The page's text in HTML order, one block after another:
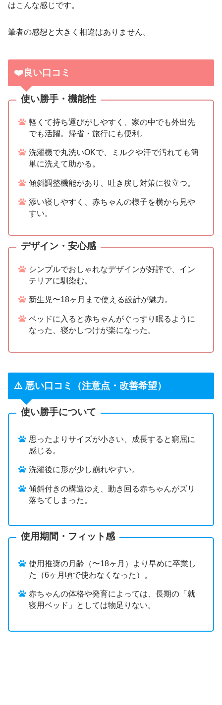
はこんな感じです。
筆者の感想と大きく相違はありません。
❤️良い口コミ
使い勝手・機能性
軽くて持ち運びがしやすく、家の中でも外出先
でも活躍。帰省・旅行にも便利。
洗濯機で丸洗いOKで、ミルクや汗で汚れても簡
単に洗えて助かる。
傾斜調整機能があり、吐き戻し対策に役立つ。
添い寝しやすく、赤ちゃんの様子を横から見や
すい。
デザイン・安心感
シンプルでおしゃれなデザインが好評で、イン
テリアに馴染む。
新生児〜18ヶ月まで使える設計が魅力。
ベッドに入ると赤ちゃんがぐっすり眠るように
なった、寝かしつけが楽になった。
⚠️ 悪い口コミ（注意点・改善希望）
使い勝手について
思ったよりサイズが小さい、成長すると窮屈に
感じる。
洗濯後に形が少し崩れやすい。
傾斜付きの構造ゆえ、動き回る赤ちゃんがズリ
落ちてしまった。
使用期間・フィット感
使用推奨の月齢（〜18ヶ月）より早めに卒業し
た（6ヶ月頃で使わなくなった）。
赤ちゃんの体格や発育によっては、長期の「就
寝用ベッド」としては物足りない。